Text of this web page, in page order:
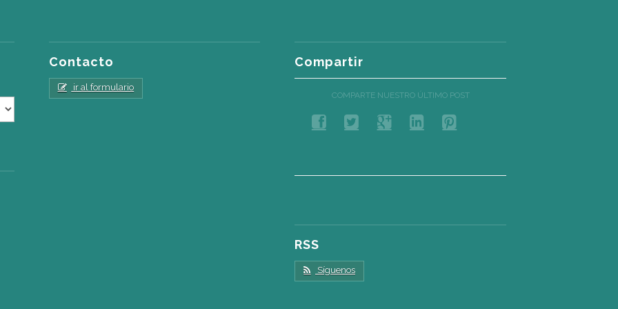
Contacto
ir al formulario
Compartir
COMPARTE NUESTRO ÚLTIMO POST
RSS
Síguenos